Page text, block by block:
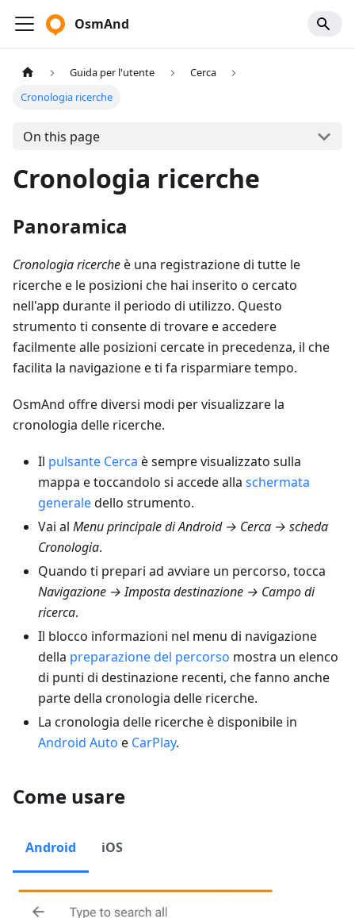
OsmAnd
Guida per l'utente
Cerca
Cronologia ricerche
On this page
Cronologia ricerche
Panoramica
Cronologia ricercheè una registrazione di tutte le
ricerche e le posizioni che hai inserito o cercato
nell'app durante il periodo di utilizzo. Questo
strumento ti consente di trovare e accedere
facilmente alle posizioni cercate in precedenza, il che
facilita la navigazione e ti fa risparmiare tempo.
OsmAnd offre diversi modi per visualizzare la
cronologia delle ricerche.
Il pulsante Cerca è sempre visualizzato sulla
mappa e toccandolo si accede alla schermata
generaledello strumento.
Vai al Menu principale di Android → Cerca → scheda
Cronologia.
Quando ti prepari ad avviare un percorso, tocca
Navigazione → Imposta destinazione → Campo di
ricerca.
Il blocco informazioni nel menu di navigazione
della preparazione del percorso mostra un elenco
di punti di destinazione recenti, che fanno anche
parte della cronologia delle ricerche.
La cronologia delle ricerche è disponibile in
Android Auto e CarPlay.
Come usare
Android iOS